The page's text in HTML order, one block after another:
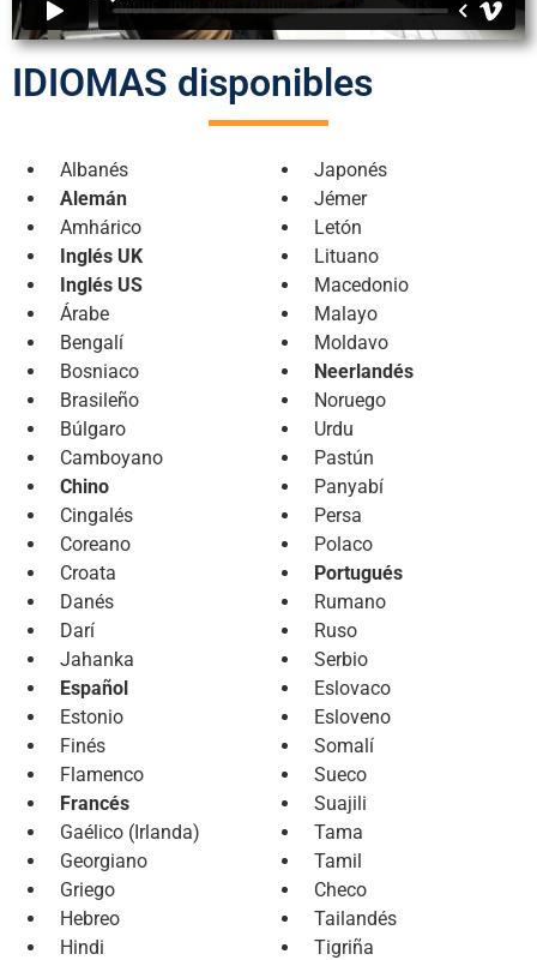
IDIOMAS disponibles
Albanés
Alemán
Amhárico
Inglés UK
Inglés US
Árabe
Bengalí
Bosniaco
Brasileño
Búlgaro
Camboyano
Chino
Cingalés
Coreano
Croata
Danés
Darí
Jahanka
Español
Estonio
Finés
Flamenco
Francés
Gaélico (Irlanda)
Georgiano
Griego
Hebreo
Hindi
Japonés
Jémer
Letón
Lituano
Macedonio
Malayo
Moldavo
Neerlandés
Noruego
Urdu
Pastún
Panyabí
Persa
Polaco
Portugués
Rumano
Ruso
Serbio
Eslovaco
Esloveno
Somalí
Sueco
Suajili
Tama
Tamil
Checo
Tailandés
Tigriña